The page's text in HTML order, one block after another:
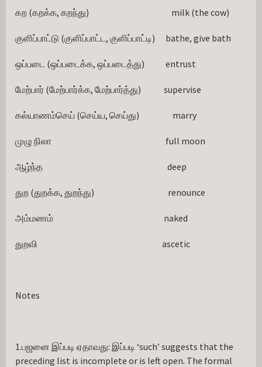
கற (கறக்க, கறந்து)                                               milk (the cow)
குளிப்பாட்டு (குளிப்பாட்ட, குளிப்பாட்டி)      bathe, give bath
ஒப்படை (ஒப்படைக்க, ஒப்படைத்து)            entrust
மேற்பார் (மேற்பார்க்க, மேற்பார்த்து)             supervise
கல்யாணம்செய் (செய்ய, செய்து)                   marry
முழு நிலா                                                                 full moon
ஆழ்ந்த                                                                       deep
துற (துறக்க, துறந்து)                                          renounce
அம்மணம்                                                               naked
துறவி                                                                       ascetic
Notes
1.பஜனை இப்படி ஏதாவது: இப்படி ‘such’ suggests that the
preceding list is incomplete or is left open. The formal